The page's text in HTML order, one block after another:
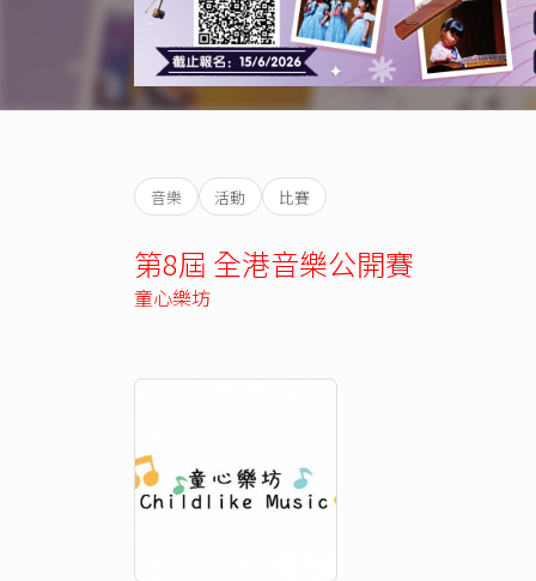
音樂 活動 比賽
第8屆 全港音樂公開賽
童心樂坊